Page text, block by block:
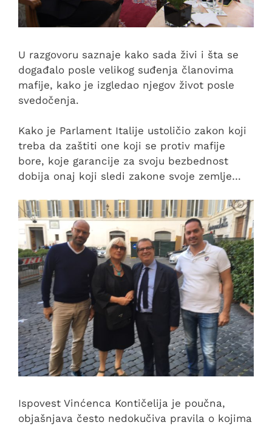
U razgovoru saznaje kako sada živi i šta se
događalo posle velikog suđenja članovima
mafije, kako je izgledao njegov život posle
svedočenja.
Kako je Parlament Italije ustoličio zakon koji
treba da zaštiti one koji se protiv mafije
bore, koje garancije za svoju bezbednost
dobija onaj koji sledi zakone svoje zemlje…
Ispovest Vinćenca Kontičelija je poučna,
objašnjava često nedokučiva pravila o kojima